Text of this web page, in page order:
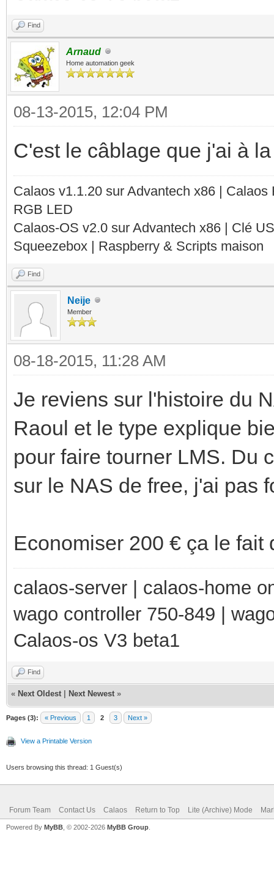
Find
Arnaud
Home automation geek
08-13-2015, 12:04 PM
C'est le câblage que j'ai à
Calaos v1.1.20 sur Advantech x86 |
RGB LED
Calaos-OS v2.0 sur Advantech x86 | Clé
Squeezebox | Raspberry & Scripts maison
Find
Neije
Member
08-18-2015, 11:28 AM
Je reviens sur l'histoire du
Raoul et le type explique
pour faire tourner LMS. Du
sur le NAS de free, j'ai pas
Economiser 200 € ça le fait
calaos-server | calaos-home
wago controller 750-849 |
Calaos-os V3 beta1
Find
« Next Oldest Next Newest »
Pages (3): « Previous 1 2 3 Next »
View a Printable Version
Users browsing this thread: 1 Guest(s)
Forum Team Contact Us Calaos Return to Top Lite (Archive) Mode
Powered By MyBB , © 2002-2026 MyBB Group